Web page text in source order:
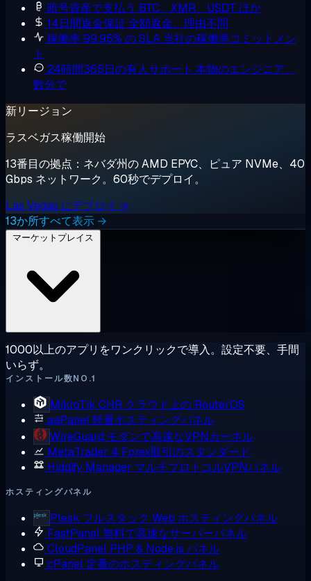
暗号資産で支払う BTC、XMR、USDT ほか
14日間返金保証 全額返金、理由不問
稼働率 99.95% の SLA 当社の稼働率コミットメン
ト
24時間365日の有人サポート 本物のエンジニア、
数分で
新リージョン
ラスベガス稼働開始
13番目の拠点：ネバダ州の AMD EPYC、ピュア NVMe、40
Gbps ネットワーク。60秒でデプロイ。
Las Vegas にデプロイ →
13か所すべて表示 →
1000以上のアプリをワンクリックで導入。設定不要、手間
いらず。
インストール数NO.1
MikroTik CHR クラウド上の RouterOS
aaPanel軽量ホスティングパネル
WireGuard モダンで高速なVPNカーネル
MetaTrader 4 Forex取引のスタンダード
Hiddify Manager マルチプロトコルVPNパネル
ホスティングパネル
Plesk フルスタック Web ホスティングパネル
FastPanel無料で高速なサーバーパネル
CloudPanel PHP & Node.js パネル
cPanel 定番のホスティングパネル